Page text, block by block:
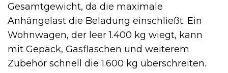
Gesamtgewicht, da die maximale
Anhängelast die Beladung einschließt. Ein
Wohnwagen, der leer 1.400 kg wiegt, kann
mit Gepäck, Gasflaschen und weiterem
Zubehör schnell die 1.600 kg überschreiten.